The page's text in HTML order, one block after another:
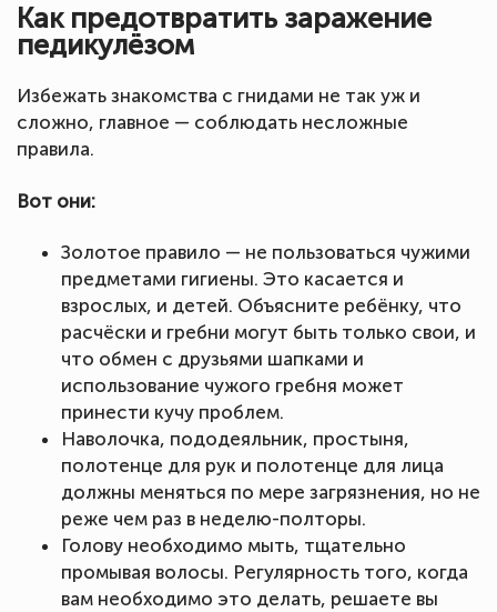
Как предотвратить заражение
педикулёзом
Избежать знакомства с гнидами не так уж и
сложно, главное — соблюдать несложные
правила.
Вот они:
Золотое правило — не пользоваться чужими
предметами гигиены. Это касается и
взрослых, и детей. Объясните ребёнку, что
расчёски и гребни могут быть только свои, и
что обмен с друзьями шапками и
использование чужого гребня может
принести кучу проблем.
Наволочка, пододеяльник, простыня,
полотенце для рук и полотенце для лица
должны меняться по мере загрязнения, но не
реже чем раз в неделю-полторы.
Голову необходимо мыть, тщательно
промывая волосы. Регулярность того, когда
вам необходимо это делать, решаете вы